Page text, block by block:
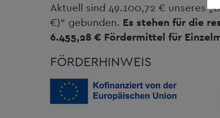
Aktuell sind 49.100,72 € unseres
€)“ gebunden. Es stehen für die
6.455,28 € Fördermittel für
FÖRDERHINWEIS